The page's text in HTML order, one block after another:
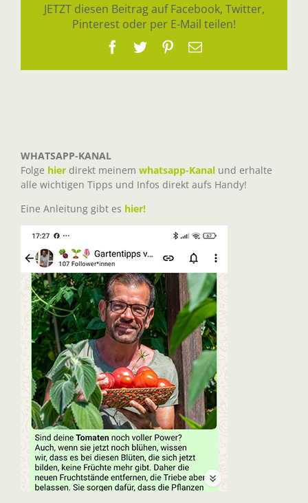
JETZT diesen Beitrag auf Facebook, Twitter,
Pinterest oder per E-Mail teilen!
Facebook
TwitterPinterest
E-
WHATSAPP-KANAL
Folge hier direkt meinem whatsapp-Kanal und erhalte
alle wichtigen Tipps und Infos direkt aufs Handy!
Eine Anleitung gibt es hier!